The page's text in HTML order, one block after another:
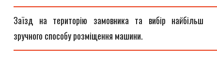
Заїзд на територію замовника та вибір найбільш
зручного способу розміщення машини.